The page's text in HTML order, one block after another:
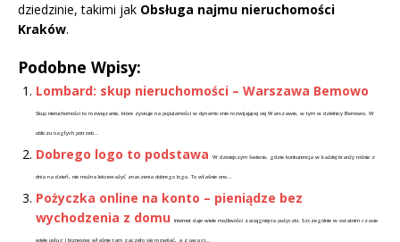
dziedzinie, takimi jak Obsługa najmu nieruchomości
Kraków.
Podobne Wpisy:
Lombard: skup nieruchomości – Warszawa Bemowo
Skup nieruchomości to rozwiązanie, które zyskuje na popularności w dynamicznie rozwijającej się Warszawie, w tym w dzielnicy Bemowo. W
obliczu nagłych potrzeb...
Dobrego logo to podstawa W dzisiejszym świecie, gdzie konkurencja w każdej branży rośnie z
dnia na dzień, nie można lekceważyć znaczenia dobrego logo. To właśnie ono...
Pożyczka online na konto – pieniądze bez
wychodzenia z domu
Internet daje wiele możliwości zaciągnięcia pożyczki. Szczególnie w ostatnim czasie